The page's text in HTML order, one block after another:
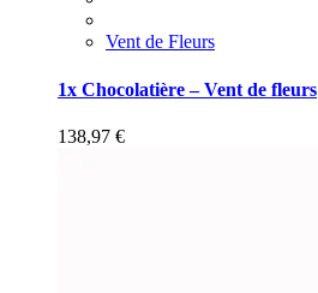
Vent de Fleurs
1x Chocolatière – Vent de fleurs
138,97 €